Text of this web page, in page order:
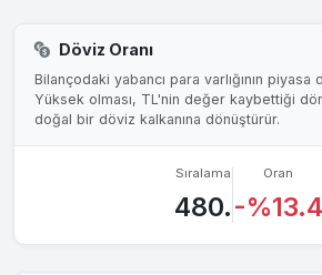
Döviz Oranı
Bilançodaki yabancı para varlığının piyasa
Yüksek olması, TL'nin değer kaybettiği
doğal bir döviz kalkanına dönüştürür.
Sıralama
480.
Oran
-%13.4